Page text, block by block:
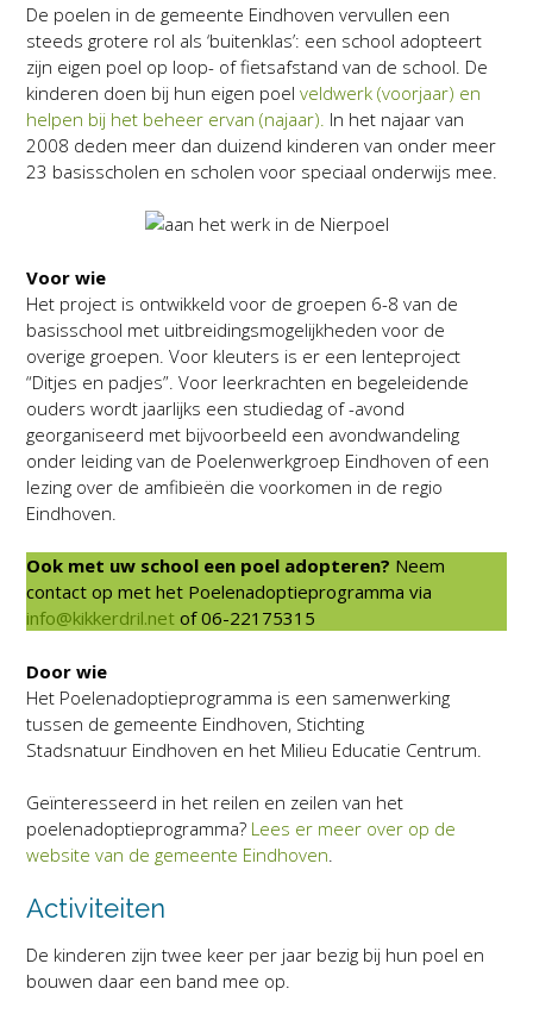
De poelen in de gemeente Eindhoven vervullen een
steeds grotere rol als ‘buitenklas’: een school adopteert
zijn eigen poel op loop- of fietsafstand van de school. De
kinderen doen bij hun eigen poel veldwerk (voorjaar) en
helpen bij het beheer ervan (najaar). In het najaar van
2008 deden meer dan duizend kinderen van onder meer
23 basisscholen en scholen voor speciaal onderwijs mee.
Voor wie
Het project is ontwikkeld voor de groepen 6-8 van de
basisschool met uitbreidingsmogelijkheden voor de
overige groepen. Voor kleuters is er een lenteproject
“Ditjes en padjes”. Voor leerkrachten en begeleidende
ouders wordt jaarlijks een studiedag of -avond
georganiseerd met bijvoorbeeld een avondwandeling
onder leiding van de Poelenwerkgroep Eindhoven of een
lezing over de amfibieën die voorkomen in de regio
Eindhoven.
Ook met uw school een poel adopteren? Neem
contact op met het Poelenadoptieprogramma via
info@kikkerdril.net of 06-22175315
Door wie
Het Poelenadoptieprogramma is een samenwerking
tussen de gemeente Eindhoven, Stichting
Stadsnatuur Eindhoven en het Milieu Educatie Centrum.
Geïnteresseerd in het reilen en zeilen van het
poelenadoptieprogramma? Lees er meer over op de
website van de gemeente Eindhoven.
Activiteiten
De kinderen zijn twee keer per jaar bezig bij hun poel en
bouwen daar een band mee op.